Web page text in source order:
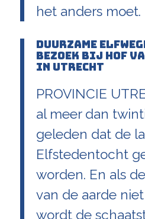
het anders moet.
Duurzame
bezoek bij Hof
in Utrecht
PROVINCIE
al meer dan
geleden dat de
Elfstedentocht
worden. En als
van de aarde
wordt de